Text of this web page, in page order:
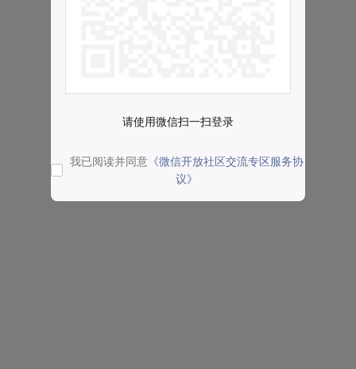
请使用微信扫一扫登录
我已阅读并同意 《微信开放社区交流专区服务协
议》